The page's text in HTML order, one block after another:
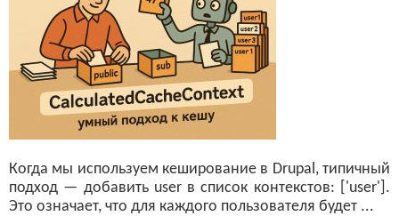
Когда мы используем кеширование в Drupal, типичный
подход — добавить user в список контекстов: ['user'].
Это означает, что для каждого пользователя будет ...